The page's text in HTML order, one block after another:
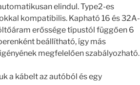
elindul. Type2-es
kompatibilis. Kapható 16 és 32A-
erőssége típustól függően 6
beállítható, így más
megfelelően szabályozható.
a kábelt az autóból és egy